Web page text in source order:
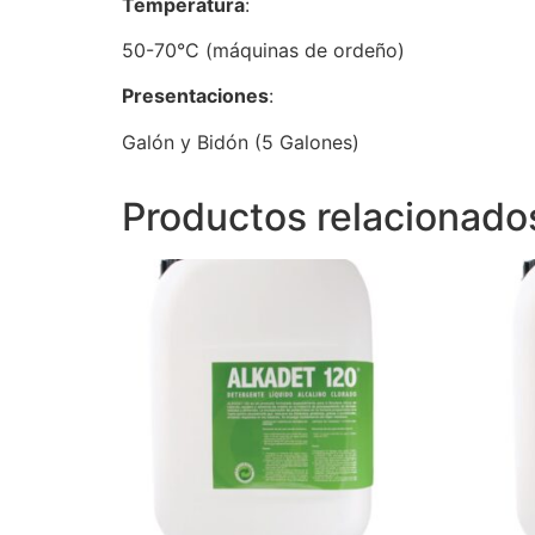
50-70°C (máquinas de ordeño)
Presentaciones:
Galón y Bidón (5 Galones)
Productos